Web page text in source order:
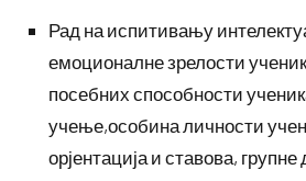
Рад на испитивању
емоционалне зрелости
посебних способности
учење,особина личности
орјентација и ставова,